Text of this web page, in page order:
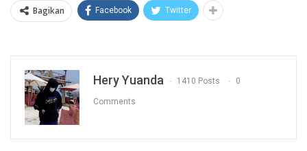
Bagikan Facebook Twitter
Hery Yuanda 1410 Posts 0
Comments